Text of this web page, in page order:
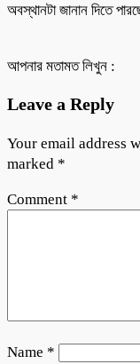
অবস্থানটা জানান দিতে
আপনার মতামত লিখুন :
Leave a Reply
Your email address
marked *
Comment *
Name *